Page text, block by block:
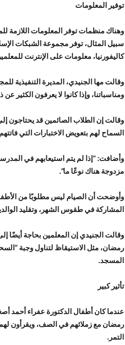
توفير المعلومات
وهناك منظمات توفر المعلومات اللازمة
كاليفورنيا، معلومات على الإنترنت
وقالت مها الجنيدي، المديرة التنفيذية
ومناسباتنا، وإذا كانوا لا يعرفون
وقالت إن الطلاب الصائمين قد يحتاجون
السماح لهم بتعويض الاختبارات التي
وأضافت: “إذا لم يتم استيعابهم في
مزدوجة هناك نوعًا ما”.
وأوضحت أن الصيام ليس مطلوبًا من
المشاركة في طقوس الشهر، وتقليد
وقالت الجنيدي إن المعلمين بحاجة أيضًا
رمضان، مثل الاستيقاظ لتناول وجبة
المسجد.
تأثير كبير
عندما كان أطفال الدكتورة عفراء أحمد
رمضان مع زملائهم في الصف، ويقرأون
التمر.